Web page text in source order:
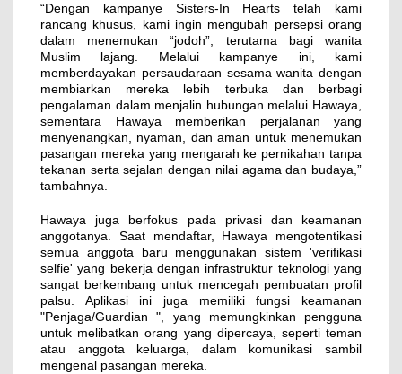
“Dengan kampanye Sisters-In Hearts telah kami
rancang khusus, kami ingin mengubah persepsi orang
dalam menemukan “jodoh”, terutama bagi wanita
Muslim lajang. Melalui kampanye ini, kami
memberdayakan persaudaraan sesama wanita dengan
membiarkan mereka lebih terbuka dan berbagi
pengalaman dalam menjalin hubungan melalui Hawaya,
sementara Hawaya memberikan perjalanan yang
menyenangkan, nyaman, dan aman untuk menemukan
pasangan mereka yang mengarah ke pernikahan tanpa
tekanan serta sejalan dengan nilai agama dan budaya,”
tambahnya.
Hawaya juga berfokus pada privasi dan keamanan
anggotanya. Saat mendaftar, Hawaya mengotentikasi
semua anggota baru menggunakan sistem 'verifikasi
selfie' yang bekerja dengan infrastruktur teknologi yang
sangat berkembang untuk mencegah pembuatan profil
palsu. Aplikasi ini juga memiliki fungsi keamanan
"Penjaga/Guardian ", yang memungkinkan pengguna
untuk melibatkan orang yang dipercaya, seperti teman
atau anggota keluarga, dalam komunikasi sambil
mengenal pasangan mereka.